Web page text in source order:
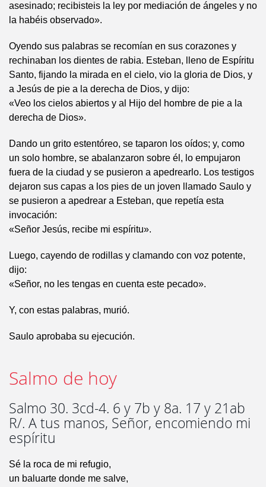
asesinado; recibisteis la ley por mediación de ángeles y no
la habéis observado».
Oyendo sus palabras se recomían en sus corazones y
rechinaban los dientes de rabia. Esteban, lleno de Espíritu
Santo, fijando la mirada en el cielo, vio la gloria de Dios, y
a Jesús de pie a la derecha de Dios, y dijo:
«Veo los cielos abiertos y al Hijo del hombre de pie a la
derecha de Dios».
Dando un grito estentóreo, se taparon los oídos; y, como
un solo hombre, se abalanzaron sobre él, lo empujaron
fuera de la ciudad y se pusieron a apedrearlo. Los testigos
dejaron sus capas a los pies de un joven llamado Saulo y
se pusieron a apedrear a Esteban, que repetía esta
invocación:
«Señor Jesús, recibe mi espíritu».
Luego, cayendo de rodillas y clamando con voz potente,
dijo:
«Señor, no les tengas en cuenta este pecado».
Y, con estas palabras, murió.
Saulo aprobaba su ejecución.
Salmo de hoy
Salmo 30. 3cd-4. 6 y 7b y 8a. 17 y 21ab
R/. A tus manos, Señor, encomiendo mi
espíritu
Sé la roca de mi refugio,
un baluarte donde me salve,